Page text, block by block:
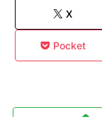
X
Pocket